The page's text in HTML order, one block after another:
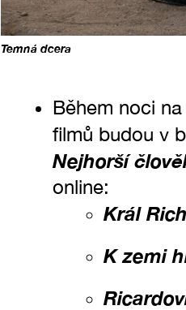
Temná dcera
Během noci
filmů budou v
Nejhorší
online:
Král
K zemi